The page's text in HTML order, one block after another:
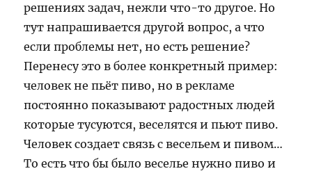
решениях задач, нежли что-то другое. Но
тут напрашивается другой вопрос, а что
если проблемы нет, но есть решение?
Перенесу это в более конкретный пример:
человек не пьёт пиво, но в рекламе
постоянно показывают радостных людей
которые тусуются, веселятся и пьют пиво.
Человек создает связь с весельем и пивом…
То есть что бы было веселье нужно пиво и